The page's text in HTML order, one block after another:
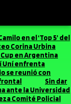
en el ‘Top 5’ del
Corina Urbina
en Argentina
Uní enfrenta
se reunió con
Sin dar
ante la Universidad
Comité Policial